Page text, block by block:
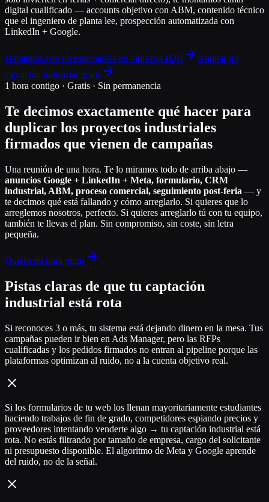
digital cualificado — accounts objetivo con ABM, contenido técnico
que el ingeniero de planta lee, prospección automatizada con
LinkedIn + Google.
Hablamos con un especialista en industria B2B
Auditar mi
captación industrial gratis
1 hora contigo · Gratis · Sin permanencia
Te decimos exactamente qué hacer para
duplicar los proyectos industriales
firmados que vienen de campañas
Una reunión de una hora. Te lo miramos todo de arriba abajo —
anuncios Google + LinkedIn + Meta, formulario, CRM
industrial, ABM, proceso comercial, seguimiento post-feria — y
te decimos qué está fallando y cómo arreglarlo. Si quieres que lo
arreglemos nosotros, perfecto. Si quieres arreglarlo tú con tu equipo,
también te llevas el plan. Sin compromiso, sin coste, sin letra
pequeña.
Quiero mi hora gratis
Pistas claras de que tu captación
industrial está rota
Si reconoces 3 o más, tu sistema está dejando dinero en la mesa. Tus
campañas pueden ir bien en Ads Manager, pero las RFPs
cualificadas y los pedidos firmados no entran al pipeline porque las
plataformas optimizan al ruido, no a la cuenta objetivo real.
Si los formularios de tu web los llenan mayoritariamente estudiantes
haciendo trabajos de fin de grado, competidores espiando precios y
proveedores intentando venderte algo → tu captación industrial está
rota. No estás filtrando por tamaño de empresa, cargo del solicitante
ni presupuesto disponible. El algoritmo de Meta y Google aprende
del ruido, no de la señal.